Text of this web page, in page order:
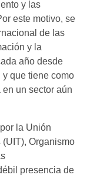
y las
este motivo, se
de las
y la
año desde
y que tiene como
un sector aún
la Unión
(UIT), Organismo
presencia de